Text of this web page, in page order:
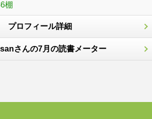
棚
プロフィール詳細
さんの7月の読書メーター